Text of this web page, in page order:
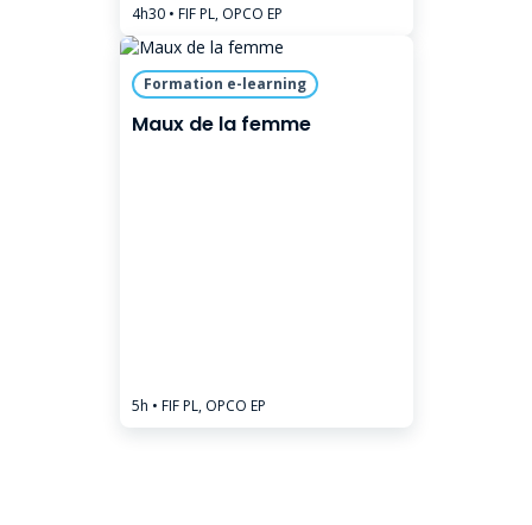
4h30• FIF PL, OPCO EP
Formation e-learning
Maux de la femme
5h • FIF PL, OPCO EP